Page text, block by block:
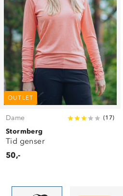
OUTLET
Dame (17)
Stormberg
Tid genser
50,-